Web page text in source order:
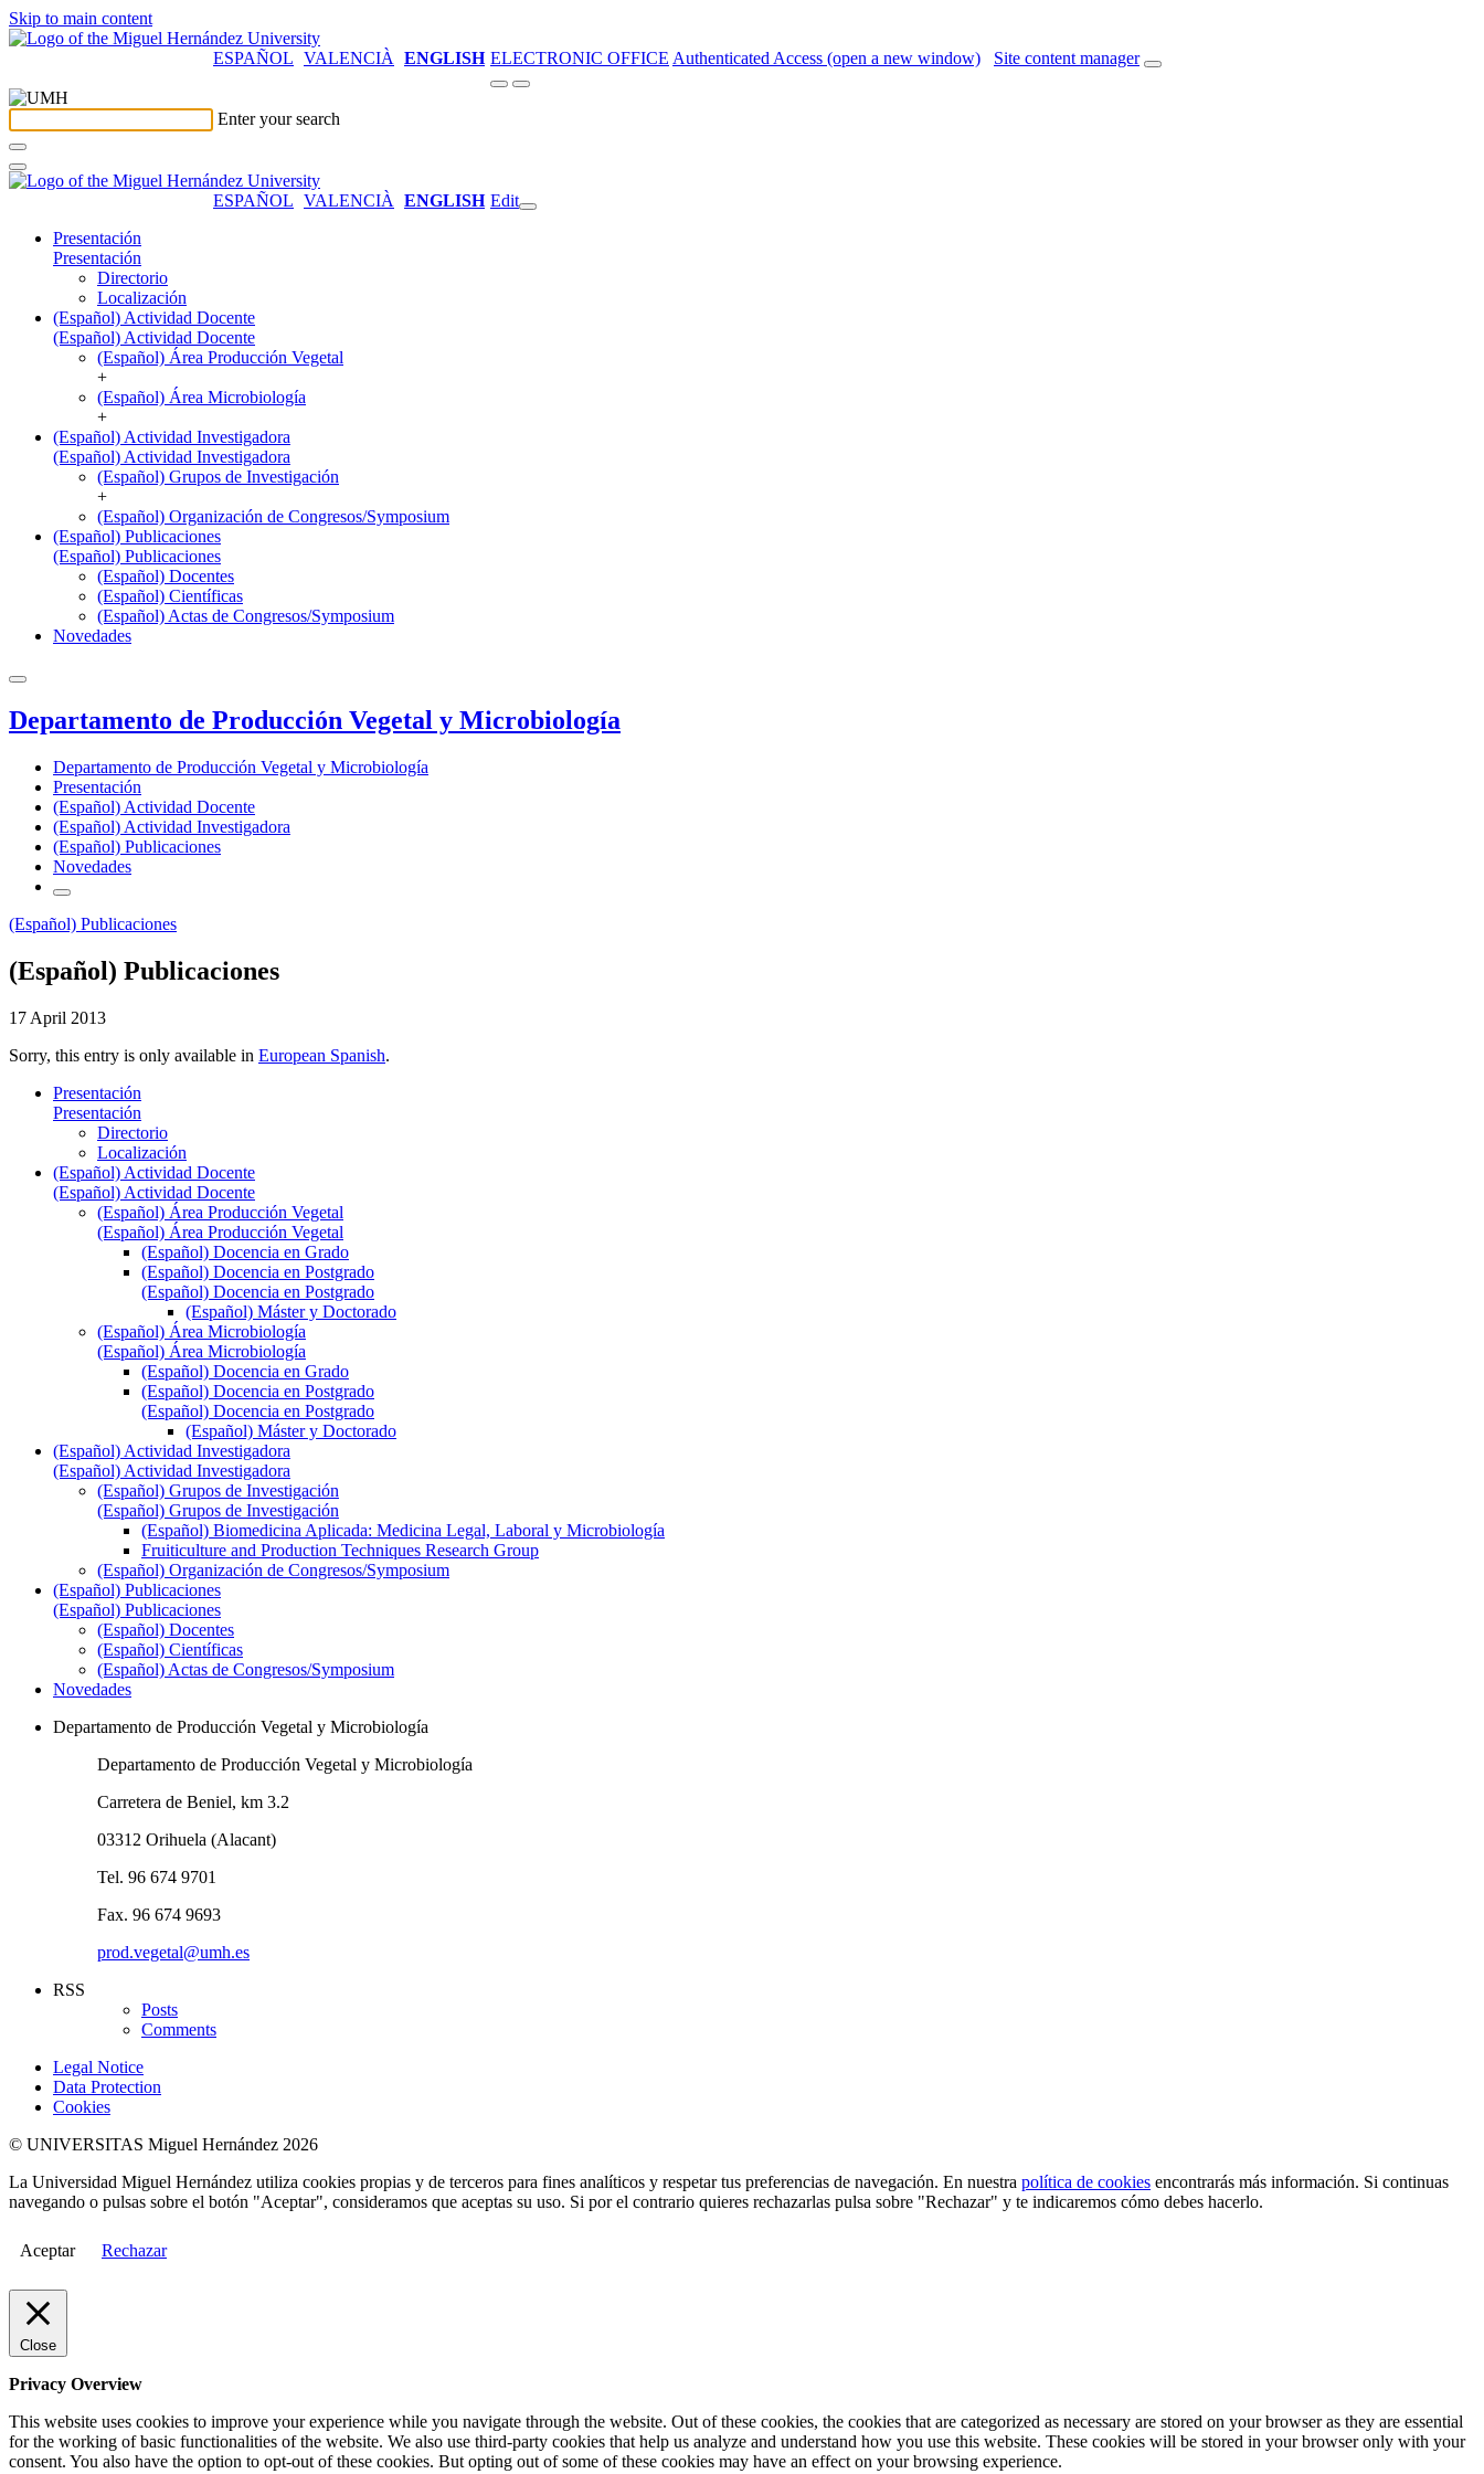
Skip to main content
ESPAÑOL VALENCIÀ ENGLISH ELECTRONIC OFFICE Authenticated Access (open a new window) Site content manager
Enter your search
ESPAÑOL VALENCIÀ ENGLISH Edit
Presentación
Presentación
Directorio
Localización
(Español) Actividad Docente
(Español) Actividad Docente
(Español) Área Producción Vegetal
+
(Español) Área Microbiología
+
(Español) Actividad Investigadora
(Español) Actividad Investigadora
(Español) Grupos de Investigación
+
(Español) Organización de Congresos/Symposium
(Español) Publicaciones
(Español) Publicaciones
(Español) Docentes
(Español) Científicas
(Español) Actas de Congresos/Symposium
Novedades
Departamento de Producción Vegetal y Microbiología
Departamento de Producción Vegetal y Microbiología
Presentación
(Español) Actividad Docente
(Español) Actividad Investigadora
(Español) Publicaciones
Novedades
(Español) Publicaciones
(Español) Publicaciones
17 April 2013
Sorry, this entry is only available in European Spanish.
Presentación
Presentación
Directorio
Localización
(Español) Actividad Docente
(Español) Actividad Docente
(Español) Área Producción Vegetal
(Español) Área Producción Vegetal
(Español) Docencia en Grado
(Español) Docencia en Postgrado
(Español) Docencia en Postgrado
(Español) Máster y Doctorado
(Español) Área Microbiología
(Español) Área Microbiología
(Español) Docencia en Grado
(Español) Docencia en Postgrado
(Español) Docencia en Postgrado
(Español) Máster y Doctorado
(Español) Actividad Investigadora
(Español) Actividad Investigadora
(Español) Grupos de Investigación
(Español) Grupos de Investigación
(Español) Biomedicina Aplicada: Medicina Legal, Laboral y Microbiología
Fruiticulture and Production Techniques Research Group
(Español) Organización de Congresos/Symposium
(Español) Publicaciones
(Español) Publicaciones
(Español) Docentes
(Español) Científicas
(Español) Actas de Congresos/Symposium
Novedades
Departamento de Producción Vegetal y Microbiología
Departamento de Producción Vegetal y Microbiología
Carretera de Beniel, km 3.2
03312 Orihuela (Alacant)
Tel. 96 674 9701
Fax. 96 674 9693
prod.vegetal@umh.es
RSS
Posts
Comments
Legal Notice
Data Protection
Cookies
© UNIVERSITAS Miguel Hernández 2026
La Universidad Miguel Hernández utiliza cookies propias y de terceros para fines analíticos y respetar tus preferencias de navegación. En nuestra política de cookies encontrarás más información. Si continuas
navegando o pulsas sobre el botón "Aceptar", consideramos que aceptas su uso. Si por el contrario quieres rechazarlas pulsa sobre "Rechazar" y te indicaremos cómo debes hacerlo.
Aceptar Rechazar
Close
Privacy Overview
This website uses cookies to improve your experience while you navigate through the website. Out of these cookies, the cookies that are categorized as necessary are stored on your browser as they are essential
for the working of basic functionalities of the website. We also use third-party cookies that help us analyze and understand how you use this website. These cookies will be stored in your browser only with your
consent. You also have the option to opt-out of these cookies. But opting out of some of these cookies may have an effect on your browsing experience.